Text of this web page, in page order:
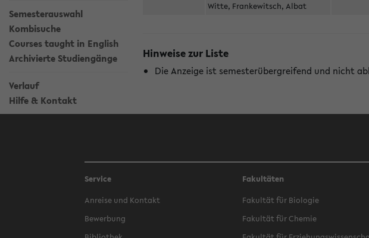
Semesterauswahl
Kombisuche
Courses taught in English
Archivierte Studiengänge
Verlauf
Hilfe & Kontakt
Witte, Frankewitsch, Albat
Hinweise zur Liste
Die Anzeige ist semesterübergreifend und nicht
Service
Anreise und Kontakt
Bewerbung
Fakultäten
Fakultät für Biologie
Fakultät für Chemie